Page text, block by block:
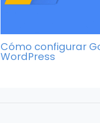
Cómo configurar
WordPress